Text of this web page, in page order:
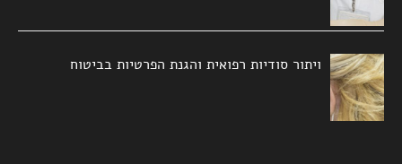
ויתור סודיות רפואית והגנת הפרטיות בביטוח